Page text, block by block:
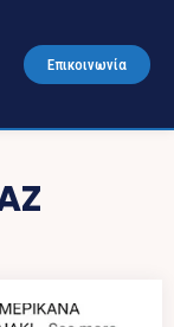
Επικοινωνία